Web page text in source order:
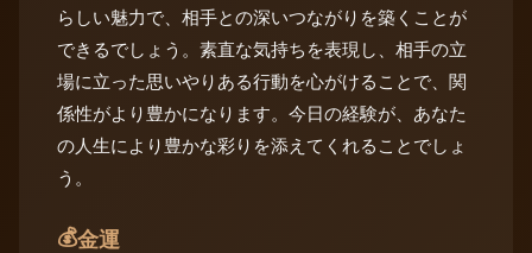
らしい魅力で、相手との深いつながりを築くことが
できるでしょう。素直な気持ちを表現し、相手の立
場に立った思いやりある行動を心がけることで、関
係性がより豊かになります。今日の経験が、あなた
の人生により豊かな彩りを添えてくれることでしょ
う。
💰金運